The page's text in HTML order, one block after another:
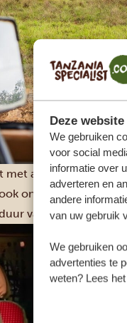
Deze
We gebruiken
voor social
informatie over
adverteren en
andere
van uw gebruik
We gebruiken
advertenties te
weten? Lees het
met airconditioning.
online wilt blijven
van je safari.